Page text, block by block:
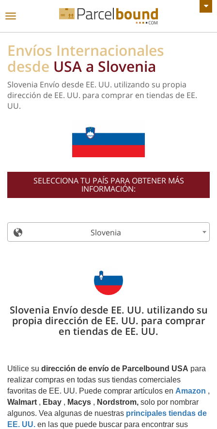
VER TODOS LOS ANUNCIOS
Navegación
Envíos Internacionales
desde USA a Slovenia
Slovenia Envío desde EE. UU. utilizando su propia
dirección de EE. UU. para comprar en tiendas de EE.
UU.
SELECCIONA TU PAÍS PARA OBTENER MÁS
INFORMACIÓN:
Slovenia
Slovenia Envío desde EE. UU. utilizando su
propia dirección de EE. UU. para comprar
en tiendas de EE. UU.
Utilice su dirección de envío de Parcelbound USA para
realizar compras en todas sus tiendas comerciales
favoritas de EE. UU. Puede comprar artículos en Amazon ,
Walmart , Ebay , Macys , Nordstrom, solo por nombrar
algunos. Vea algunas de nuestras principales tiendas de
EE. UU. en las que puede buscar para encontrar sus